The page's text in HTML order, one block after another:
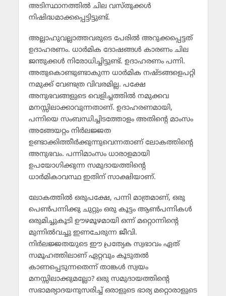
അടിസ്ഥാനത്തില്‍ ചില വസ്തുക്കള്‍
നിഷിദ്ധമാക്കപ്പെട്ടിട്ടുണ്ട്.
അല്ലാഹുവല്ലാത്തവരുടെ പേരില്‍ അറുക്കപ്പെട്ടത്
ഉദാഹരണം. ധാര്‍മിക ദോഷങ്ങള്‍ കാരണം ചില
ജന്തുക്കള്‍ നിരോധിച്ചിട്ടുണ്ട്. ഉദാഹരണം പന്നി.
അതുകൊണ്ടുണ്ടാകുന്ന ധാര്‍മിക നഷ്ടങ്ങളെപറ്റി
നമുക്ക് വേണ്ടത്ര വിവരമില്ല. പക്ഷേ
അനുഭവങ്ങളുടെ വെളിച്ചത്തില്‍ നമുക്കവ
മനസ്സിലാക്കാവുന്നതാണ്. ഉദാഹരണമായി,
പന്നിയെ സംബന്ധിച്ചിടത്തോളം അതിന്റെ മാംസം
അങ്ങേയറ്റം നിര്‍ലജ്ജത
ഉണ്ടാക്കിത്തീര്‍ക്കുന്നുവെന്നതാണ് ലോകത്തിന്റെ
അനുഭവം. പന്നിമാംസം ധാരാളമായി
ഉപയോഗിക്കുന്ന സമുദായത്തിന്റെ
ധാര്‍മികാവസ്ഥ ഇതിന് സാക്ഷിയാണ്.
ലോകത്തില്‍ ഒരുപക്ഷേ, പന്നി മാത്രമാണ്, ഒരു
പെണ്‍പന്നിക്കു ചുറ്റും ഒരു കൂട്ടം ആണ്‍പന്നികള്‍
ഒരുമിച്ചുകൂടി ഊഴമൂഴമായി ഒന്ന് മറ്റൊന്നിന്റെ
മുന്നില്‍വച്ചു ഇണചേരുന്ന ജീവി.
നിര്‍ലജ്ജതയുടെ ഈ പ്രത്യേക സ്വഭാവം ഏത്
സമൂഹത്തിലാണ് ഏറ്റവും കൂടുതല്‍
കാണപ്പെടുന്നതെന്ന് താങ്കള്‍ സ്വയം
മനസ്സിലാക്കുമല്ലോ? ഒരു സമുദായത്തിന്റെ
സഭാമര്യാദയനുസരിച്ച് ഒരാളുടെ ഭാര്യ മറ്റൊരാളുടെ